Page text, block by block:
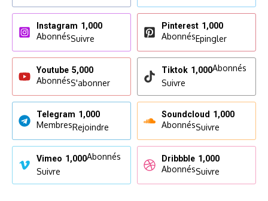
Instagram 1,000
AbonnésSuivre
Pinterest 1,000
AbonnésEpingler
Youtube 5,000
AbonnésS'abonner
Tiktok 1,000Abonnés
Suivre
Telegram 1,000
MembresRejoindre
Soundcloud 1,000
AbonnésSuivre
Vimeo 1,000Abonnés
Suivre
Dribbble 1,000
AbonnésSuivre